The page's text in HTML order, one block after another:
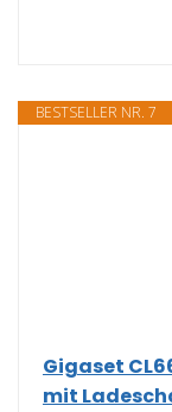
BESTSELLER NR. 7
Gigaset
mit